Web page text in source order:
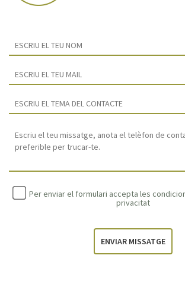
Per enviar el formulari accepta les
privacitat
ENVIAR MISSATGE